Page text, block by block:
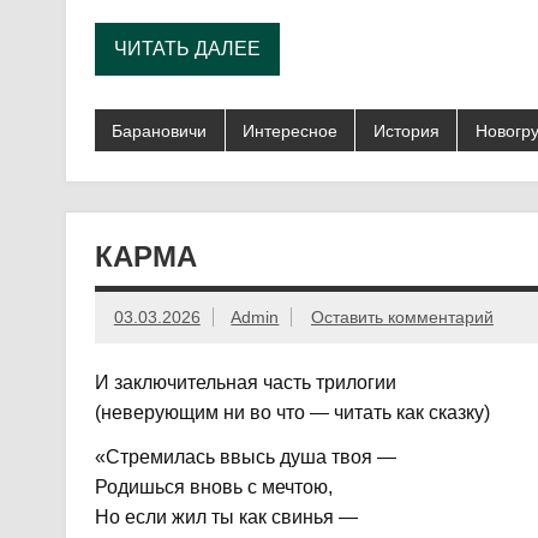
ЧИТАТЬ ДАЛЕЕ
Барановичи Интересное История
КАРМА
03.03.2026 Admin Оставить комментарий
­И заключительная часть трилогии
(неверующим ни во что — читать как сказку)
​«Стремилась ввысь душа твоя —
Родишься вновь с мечтою,
Но если жил ты как свинья —